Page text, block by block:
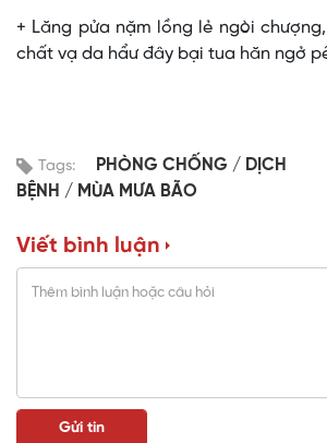
+ Lăng pửa nặm lồng lẻ ngòi
chất vạ da hẩư đây bại tua hăn ngở
Tags: PHÒNG CHỐNG
DỊCH
BỆNH
MÙA MƯA BÃO
Viết bình luận